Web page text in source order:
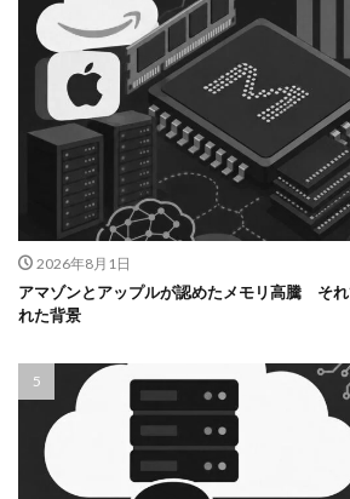
2026年8月1日
アマゾンとアップルが認めたメモリ高騰 そ
れた背景